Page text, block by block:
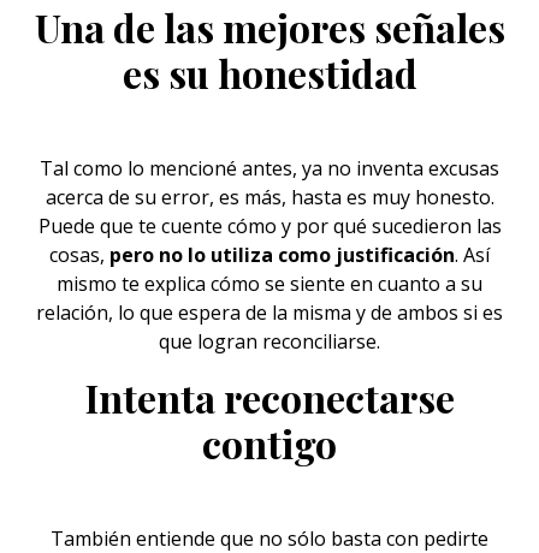
Una de las mejores señales
es su honestidad
Tal como lo mencioné antes, ya no inventa excusas
acerca de su error, es más, hasta es muy honesto.
Puede que te cuente cómo y por qué sucedieron las
cosas, pero no lo utiliza como justificación. Así
mismo te explica cómo se siente en cuanto a su
relación, lo que espera de la misma y de ambos si es
que logran reconciliarse.
Intenta reconectarse
contigo
También entiende que no sólo basta con pedirte